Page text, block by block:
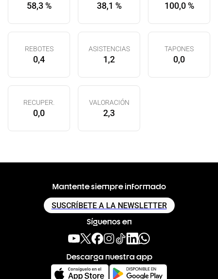
58,3 % 38,1 % 100,0 %
REBOTES
0,4
ASISTENCIAS
1,2
TAPONES
0,0
RECUPER.
0,0
VALORACIÓN
2,3
Mantente siempre informado
SUSCRÍBETE A LA NEWSLETTER
Síguenos en
Descarga nuestra app